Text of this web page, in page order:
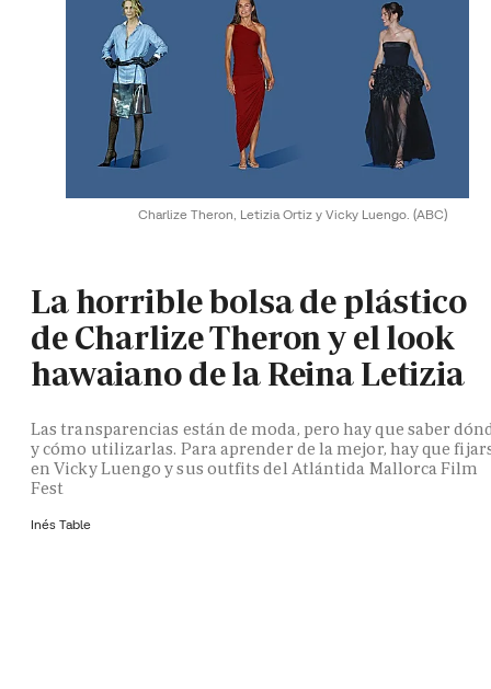
Charlize Theron, Letizia Ortiz y Vicky Luengo. (ABC)
La horrible bolsa de plástico
de Charlize Theron y el look
hawaiano de la Reina Letizia
Las transparencias están de moda, pero hay que saber
y cómo utilizarlas. Para aprender de la mejor, hay que
en Vicky Luengo y sus outfits del Atlántida Mallorca Film
Fest
Inés Table